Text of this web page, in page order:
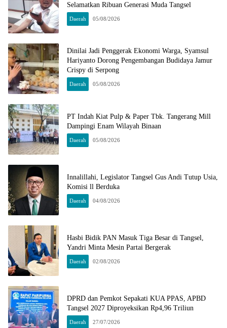
Selamatkan Ribuan Generasi Muda Tangsel
Daerah 05/08/2026
Dinilai Jadi Penggerak Ekonomi Warga, Syamsul
Hariyanto Dorong Pengembangan Budidaya Jamur
Crispy di Serpong
Daerah 05/08/2026
PT Indah Kiat Pulp & Paper Tbk. Tangerang Mill
Dampingi Enam Wilayah Binaan
Daerah 05/08/2026
Innalillahi, Legislator Tangsel Gus Andi Tutup Usia,
Komisi ll Berduka
Daerah 04/08/2026
Hasbi Bidik PAN Masuk Tiga Besar di Tangsel,
Yandri Minta Mesin Partai Bergerak
Daerah 02/08/2026
DPRD dan Pemkot Sepakati KUA PPAS, APBD
Tangsel 2027 Diproyeksikan Rp4,96 Triliun
Daerah 27/07/2026